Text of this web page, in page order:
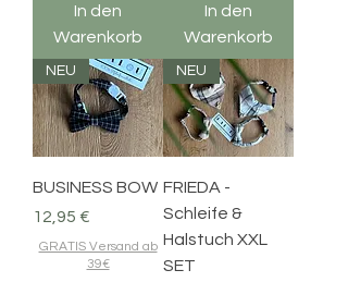
In den
Warenkorb
In den
Warenkorb
NEU
BUSINESS BOW
Preis
12,95 €
GRATIS Versand ab
39€
NEU
FRIEDA -
Schleife &
Halstuch XXL
SET